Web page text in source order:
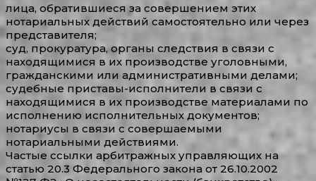
лица, обратившиеся за совершением этих
нотариальных действий самостоятельно или через
представителя;
суд, прокуратура, органы следствия в связи с
находящимися в их производстве уголовными,
гражданскими или административными делами;
судебные приставы-исполнители в связи с
находящимися в их производстве материалами по
исполнению исполнительных документов;
нотариусы в связи с совершаемыми
нотариальными действиями.
Частые ссылки арбитражных управляющих на
статью 20.3 Федерального закона от 26.10.2002